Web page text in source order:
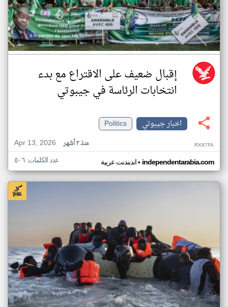
إقبال ضعيف على الاقتراع مع بدء
انتخابات الرئاسة في جيبوتي
اخبار جيبوتي
Politics
Apr 13, 2026
منذ ٣ أشهر RX87FA
اندبندنت عربية• independentarabia.com عدد الكلمات: ٥٠٦